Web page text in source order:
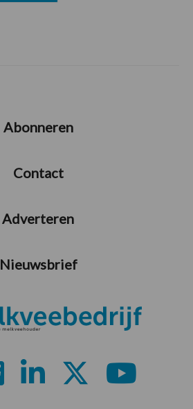
Abonneren
Contact
Adverteren
Nieuwsbrief